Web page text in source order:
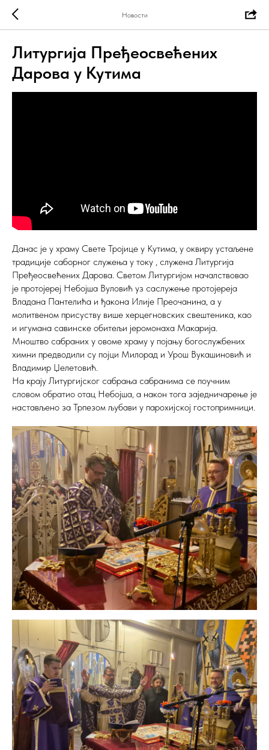
Новости
Литургија Пређеосвећених
Дарова у Кутима
Данас је у храму Свете Тројице у Кутима, у оквиру устаљене
традиције саборног служења у току , служена Литургија
Пређеосвећених Дарова. Светом Литургијом началствовао
је протојереј Небојша Вуловић уз саслужење протојереја
Владана Пантелића и ђакона Илије Преочанина, а у
молитвеном присуству више херцегновских свештеника, као
и игумана савинске обитељи јеромонаха Макарија.
Мноштво сабраних у овоме храму у појању богослужбених
химни предводили су појци Милорад и Урош Вукашиновић и
Владимир Џелетовић.
На крају Литургијског сабрања сабранима се поучним
словом обратио отац Небојша, а након тога заједничарење је
настављено за Трпезом љубави у парохијској гостопримници.